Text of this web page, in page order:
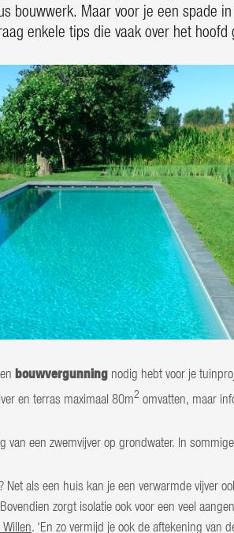
bouwwerk. Maar voor je een spade
enkele tips die vaak over het hoofd
bouwvergunningnodig hebt voor je
en terras maximaal 80m2 omvatten, maar
van een zwemvijver op grondwater. In
Net als een huis kan je een verwarmde vijver
zorgt isolatie ook voor een veel
. ‘En zo vermijd je ook de aftekening van